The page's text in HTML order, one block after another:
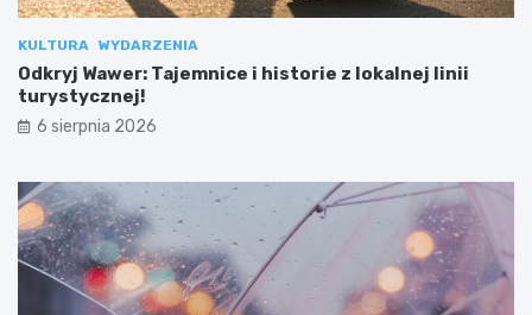
KULTURA WYDARZENIA
Odkryj Wawer: Tajemnice i historie z lokalnej linii
turystycznej!
6 sierpnia 2026